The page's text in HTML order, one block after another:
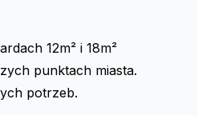
12m² i 18m²
punktach miasta.
potrzeb.